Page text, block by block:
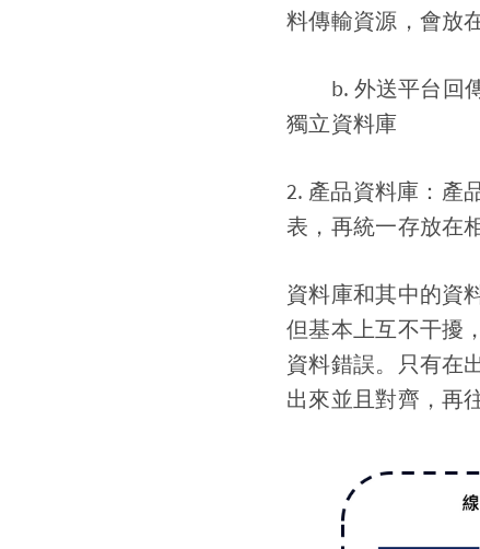
料傳輸資源，會放
b. 外送平台回傳
獨立資料庫
2. 產品資料庫：產
表，再統一存放在
資料庫和其中的資
但基本上互不干擾
資料錯誤。只有在
出來並且對齊，再